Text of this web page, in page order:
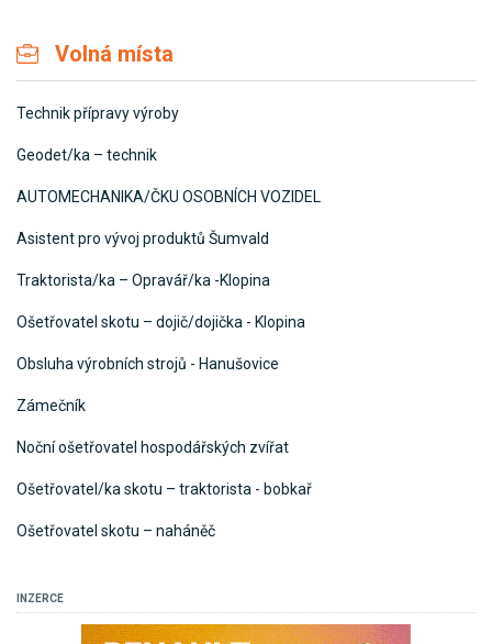
Volná místa
Technik přípravy výroby
Geodet/ka – technik
AUTOMECHANIKA/ČKU OSOBNÍCH VOZIDEL
Asistent pro vývoj produktů Šumvald
Traktorista/ka – Opravář/ka -Klopina
Ošetřovatel skotu – dojič/dojička - Klopina
Obsluha výrobních strojů - Hanušovice
Zámečník
Noční ošetřovatel hospodářských zvířat
Ošetřovatel/ka skotu – traktorista - bobkař
Ošetřovatel skotu – naháněč
INZERCE